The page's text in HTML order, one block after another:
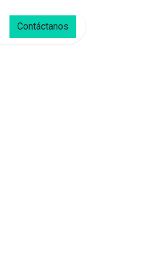
Contáctanos